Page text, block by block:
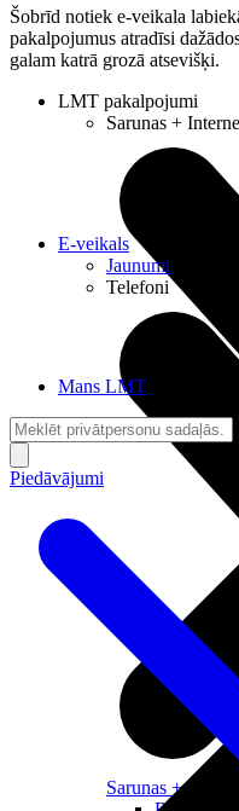
Šobrīd notiek e-veikala
pakalpojumus atradīsi
galam katrā grozā atsevišķi.
LMT pakalpojumi
Sarunas +
Sarunas +
E-veikals
Jaunumi
Telefoni
Mans LMT
Piedāvājumi